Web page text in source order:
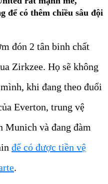
để có thêm chiều sâu đội
đón 2 tân binh chất
Zirkzee. Họ sẽ không
khi đang theo đuổi
Everton, trung vệ
và đang đàm
để có được tiền vệ
.